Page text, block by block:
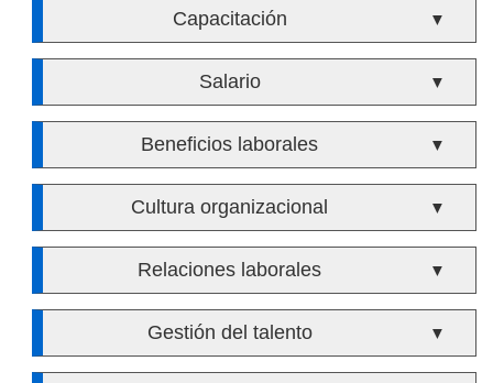
Capacitación ▼
Salario ▼
Beneficios laborales ▼
Cultura organizacional ▼
Relaciones laborales ▼
Gestión del talento ▼